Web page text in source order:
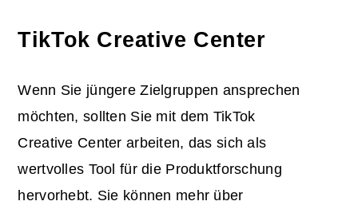
TikTok Creative Center
Wenn Sie jüngere Zielgruppen ansprechen
möchten, sollten Sie mit dem TikTok
Creative Center arbeiten, das sich als
wertvolles Tool für die Produktforschung
hervorhebt. Sie können mehr über